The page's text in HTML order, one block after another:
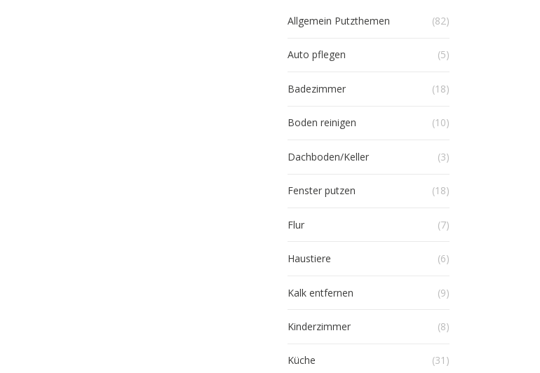
Allgemein Putzthemen (82)
Auto pflegen (5)
Badezimmer (18)
Boden reinigen (10)
Dachboden/Keller (3)
Fenster putzen (18)
Flur (7)
Haustiere (6)
Kalk entfernen (9)
Kinderzimmer (8)
Küche (31)